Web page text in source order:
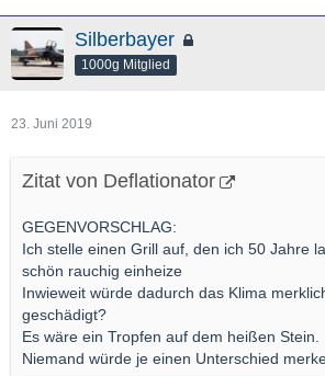
Silberbayer
1000g Mitglied
23. Juni 2019
Zitat von Deflationator
GEGENVORSCHLAG:
Ich stelle einen Grill auf, den ich 50 Jahre
schön rauchig einheize
Inwieweit würde dadurch das Klima
geschädigt?
Es wäre ein Tropfen auf dem heißen Stein.
Niemand würde je einen Unterschied